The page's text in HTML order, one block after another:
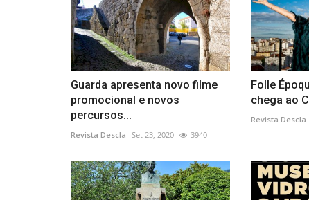
Guarda apresenta novo filme
promocional e novos
percursos...
Revista Descla Set 23, 2020 3940
Folle
chega ao
Revista Descla
Alfa Romeo 75 Turbo reforça
do Museu do Caramulo
Revista Descla Mar 1, 2021